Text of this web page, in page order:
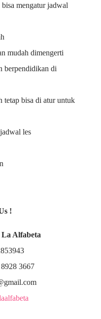
mengatur jadwal
mudah dimengerti
berpendidikan di
tetap bisa di atur untuk
les
!
La Alfabeta
3667